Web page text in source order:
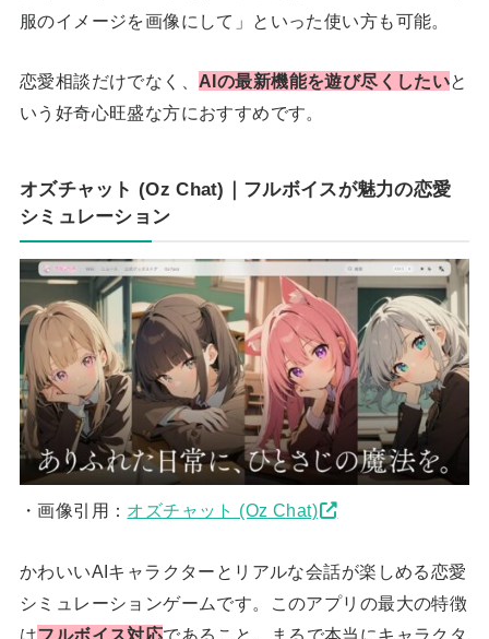
服のイメージを画像にして」といった使い方も可能。
恋愛相談だけでなく、 AIの最新機能を遊び尽くしたいと
いう好奇心旺盛な方におすすめです。
オズチャット (Oz Chat)｜フルボイスが魅力の恋愛
シミュレーション
・画像引用： オズチャット (Oz Chat)
かわいいAIキャラクターとリアルな会話が楽しめる恋愛
シミュレーションゲームです。このアプリの最大の特徴
はフルボイス対応であること。まるで本当にキャラクタ